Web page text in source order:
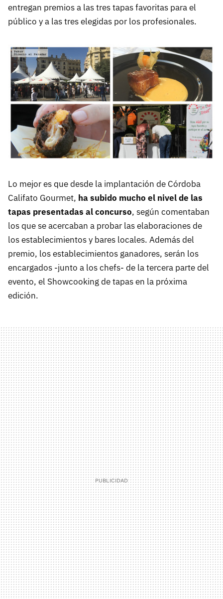
entregan premios a las tres tapas favoritas para el
público y a las tres elegidas por los profesionales.
Lo mejor es que desde la implantación de Córdoba
Califato Gourmet, ha subido mucho el nivel de las
tapas presentadas al concurso, según comentaban
los que se acercaban a probar las elaboraciones de
los establecimientos y bares locales. Además del
premio, los establecimientos ganadores, serán los
encargados -junto a los chefs- de la tercera parte del
evento, el Showcooking de tapas en la próxima
edición.